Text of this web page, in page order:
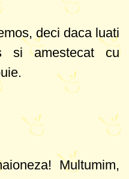
deci daca luati
si amestecat cu
Multumim,